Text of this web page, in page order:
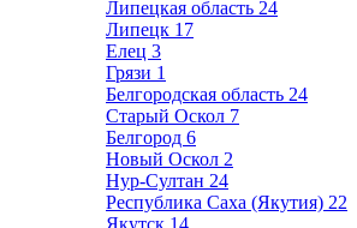
Липецкая область 24
Липецк 17
Елец 3
Грязи 1
Белгородская область 24
Старый Оскол 7
Белгород 6
Новый Оскол 2
Нур-Султан 24
Республика Саха (Якутия) 22
Якутск 14